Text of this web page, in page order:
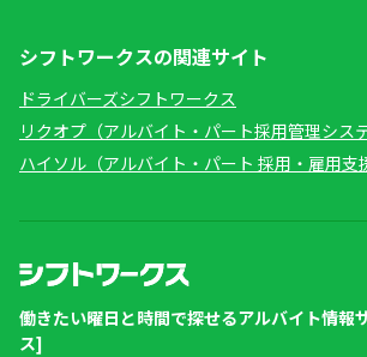
シフトワークスの関連サイト
ドライバーズシフトワークス
リクオプ（アルバイト・パート採用管理システ
ハイソル（アルバイト・パート 採用・雇用支
働きたい曜日と時間で探せるアルバイト情報
ス]